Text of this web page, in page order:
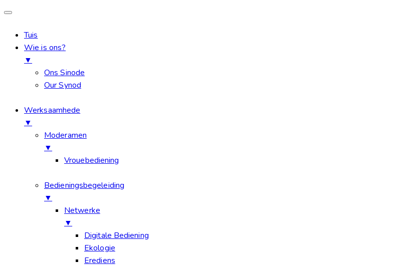
Tuis
Wie is ons?
▼
Ons Sinode
Our Synod
Werksaamhede
▼
Moderamen
▼
Vrouebediening
Bedieningsbegeleiding
▼
Netwerke
▼
Digitale Bediening
Ekologie
Erediens